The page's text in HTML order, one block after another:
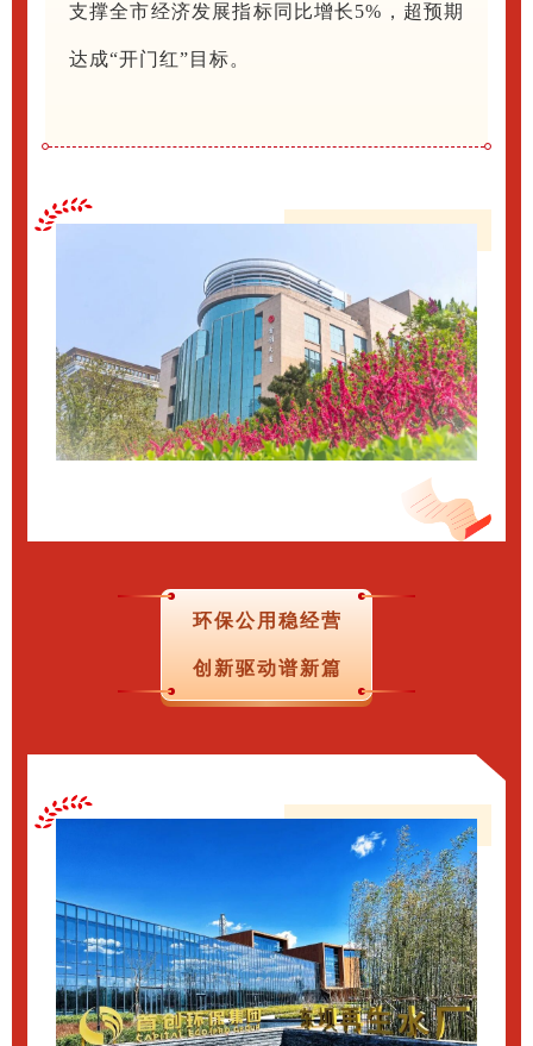
支撑全市经济发展指标同比增长5%，超预期
达成“开门红”目标。
环保公用稳经营
创新驱动谱新篇